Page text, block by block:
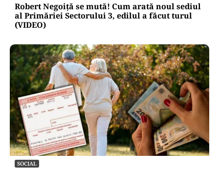
Robert Negoiță se mută! Cum arată noul sediul
al Primăriei Sectorului 3, edilul a făcut turul
(VIDEO)
SOCIAL